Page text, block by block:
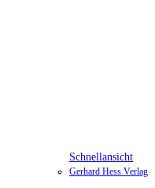
Schnellansicht
Gerhard Hess Verlag